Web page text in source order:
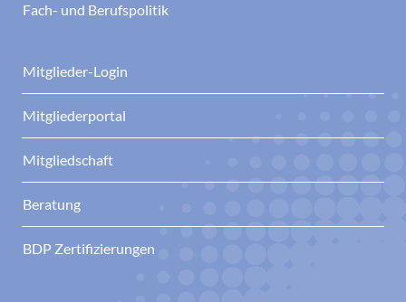
Fach- und Berufspolitik
Mitglieder-Login
Mitgliederportal
Mitgliedschaft
Beratung
BDP Zertifizierungen